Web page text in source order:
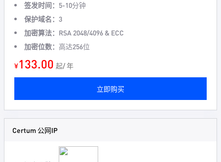
签发时间： 5-10分钟
保护域名： 3
加密算法： RSA 2048/4096 & ECC
加密位数： 高达256位
¥133.00 起/ 年
立即购买
Certum 公网IP